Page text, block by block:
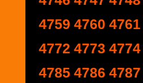
4759 4760 4761
4772 4773 4774
4785 4786 4787